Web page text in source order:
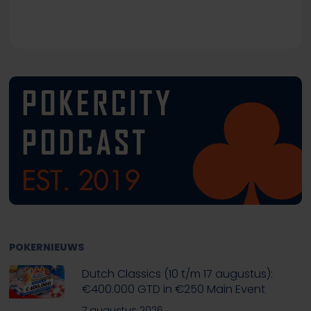
POKERNIEUWS
Dutch Classics (10 t/m 17 augustus):
€400.000 GTD in €250 Main Event